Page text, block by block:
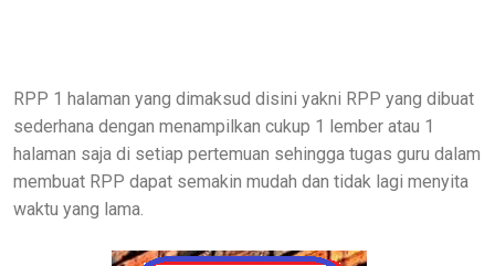
RPP 1 halaman yang dimaksud disini yakni RPP yang dibuat
sederhana dengan menampilkan cukup 1 lember atau 1
halaman saja di setiap pertemuan sehingga tugas guru dalam
membuat RPP dapat semakin mudah dan tidak lagi menyita
waktu yang lama.